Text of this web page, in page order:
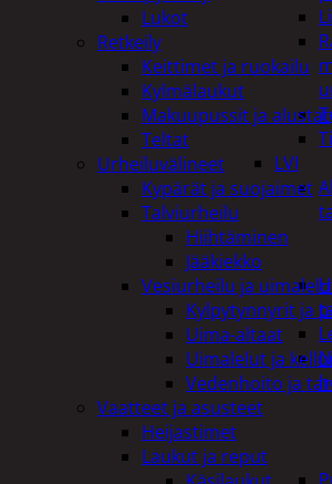
LVI
Lukot
Retkeily
Keittimet ja ruokailu
Kylmälaukut
Makuupussit ja alustat
Teltat
Urheiluvälineet
Kypärät ja suojaimet
Talviurheilu
Hiihtäminen
Jääkiekko
Vesiurheilu ja
Kylpytynnyrit ja
Uima-altaat
Uimalelut ja
Vedenhoito ja
Vaatteet ja asusteet
Heijastimet
Laukut ja reput